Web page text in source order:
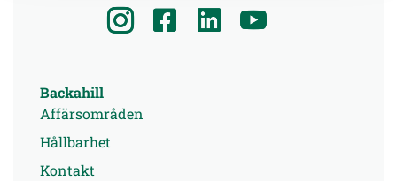
Backahill
Affärsområden
Hållbarhet
Kontakt